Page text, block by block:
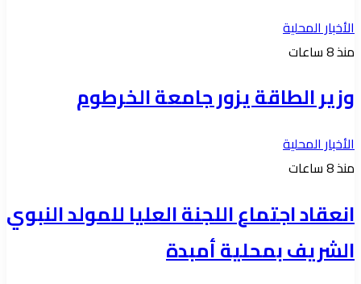
الأخبار المحلية
منذ 8 ساعات
وزير الطاقة يزور جامعة الخرطوم
الأخبار المحلية
منذ 8 ساعات
انعقاد اجتماع اللجنة العليا للمولد النبوي
الشريف بمحلية أمبدة